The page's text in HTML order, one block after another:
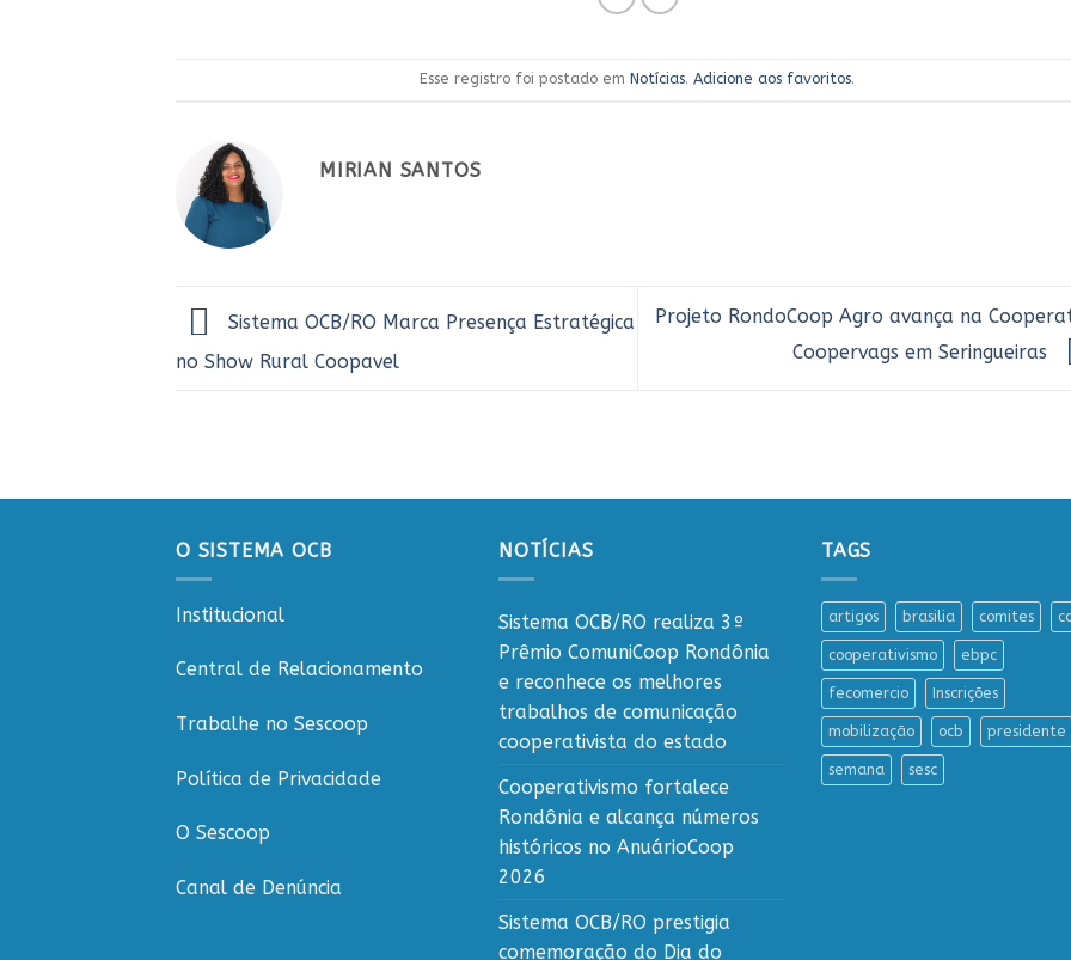
Esse registro foi postado emNotícias.Adicione aos favoritos.
MIRIAN SANTOS
Sistema OCB/RO Marca Presença Estratégica
no Show Rural Coopavel
Projeto RondoCoop Agro avança na
Coopervags em Seringueiras
O SISTEMA OCB
Institucional
Central de Relacionamento
Trabalhe no Sescoop
Política de Privacidade
O Sescoop
Canal de Denúncia
NOTÍCIAS
Sistema OCB/RO realiza 3º
Prêmio ComuniCoop Rondônia
e reconhece os melhores
trabalhos de comunicação
cooperativista do estado
Cooperativismo fortalece
Rondônia e alcança números
históricos no AnuárioCoop
2026
Sistema OCB/RO prestigia
comemoração do Dia do
TAGS
artigos brasilia comites
cooperativismo ebpc
fecomercio Inscrições
mobilização ocb presidente
semana sesc